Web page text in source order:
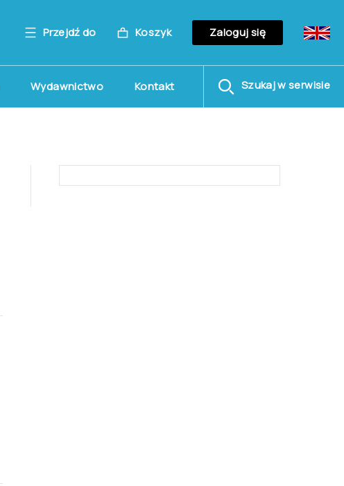
Przejdź do Koszyk Zaloguj się
Wydawnictwo Kontakt Szukaj w serwisie